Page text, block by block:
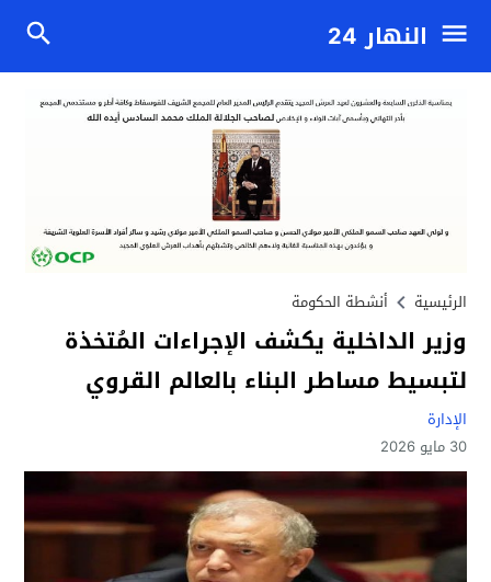
النهار 24
الرئيسية أنشطة الحكومة
وزير الداخلية يكشف الإجراءات المُتخذة
لتبسيط مساطر البناء بالعالم القروي
الإدارة
30 مايو 2026